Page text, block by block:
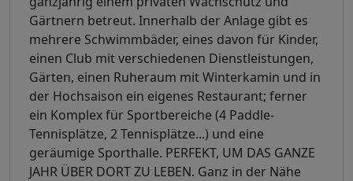
Gärtnern betreut. Innerhalb der Anlage gibt es
mehrere Schwimmbäder, eines davon für Kinder,
einen Club mit verschiedenen Dienstleistungen,
Gärten, einen Ruheraum mit Winterkamin und in
der Hochsaison ein eigenes Restaurant; ferner
ein Komplex für Sportbereiche (4 Paddle-
Tennisplätze, 2 Tennisplätze...) und eine
geräumige Sporthalle. PERFEKT, UM DAS GANZE
JAHR ÜBER DORT ZU LEBEN. Ganz in der Nähe